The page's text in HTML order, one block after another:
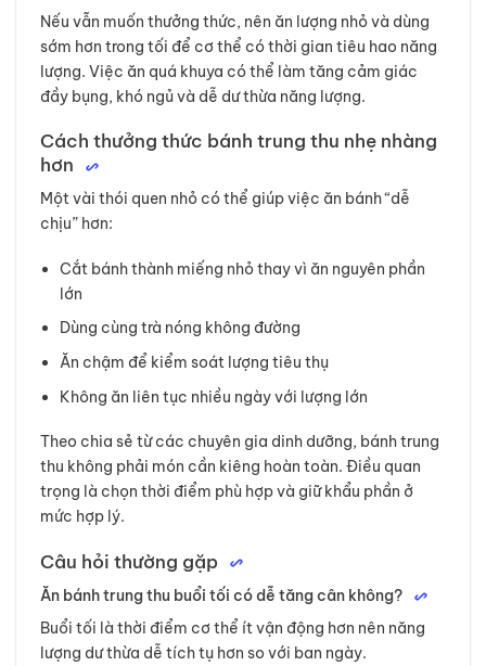
Nếu vẫn muốn thưởng thức, nên ăn lượng nhỏ và dùng
sớm hơn trong tối để cơ thể có thời gian tiêu hao năng
lượng. Việc ăn quá khuya có thể làm tăng cảm giác
đầy bụng, khó ngủ và dễ dư thừa năng lượng.
Cách thưởng thức bánh trung thu nhẹ nhàng
hơn
Một vài thói quen nhỏ có thể giúp việc ăn bánh “dễ
chịu” hơn:
Cắt bánh thành miếng nhỏ thay vì ăn nguyên phần
lớn
Dùng cùng trà nóng không đường
Ăn chậm để kiểm soát lượng tiêu thụ
Không ăn liên tục nhiều ngày với lượng lớn
Theo chia sẻ từ các chuyên gia dinh dưỡng, bánh trung
thu không phải món cần kiêng hoàn toàn. Điều quan
trọng là chọn thời điểm phù hợp và giữ khẩu phần ở
mức hợp lý.
Câu hỏi thường gặp
Ăn bánh trung thu buổi tối có dễ tăng cân không?
Buổi tối là thời điểm cơ thể ít vận động hơn nên năng
lượng dư thừa dễ tích tụ hơn so với ban ngày.